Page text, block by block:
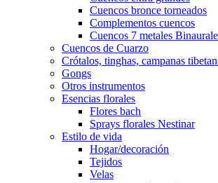
Cuencos bronce torneados
Complementos cuencos
Cuencos 7 metales
Cuencos de Cuarzo
Crótalos, tinghas, campanas
Gongs
Otros instrumentos
Esencias florales
Flores bach
Sprays florales Nestinar
Estilo de vida
Hogar/decoración
Tejidos
Velas